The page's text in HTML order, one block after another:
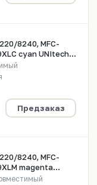
8240, MFC-
UNItech
Предзаказ
8240, MFC-
magenta